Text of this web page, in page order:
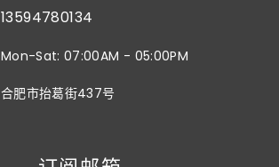
13594780134
Mon-Sat: 07:00AM - 05:00PM
合肥市抬葛街437号